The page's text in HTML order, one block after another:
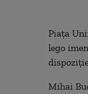
Piaţa
lego
Mihai